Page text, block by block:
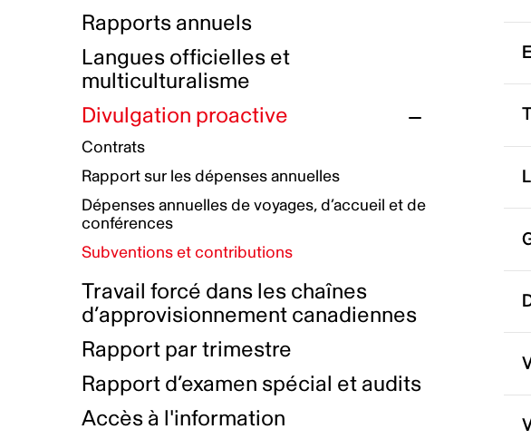
Initiatives autochtones
Plan de réconciliation autochtone
Groupe de travail autochtone
Principes directeurs sur le
harcèlement
Plan d’action pour la parité
Plan d'équité, de diversité,
d'inclusion et d'accessibilité
Boîte à outils pour le récit authentique
Collecte de données et l’auto-identification
Plan d'accessibilité
Rémunération et avantages
Prix et certifications
Nos valeurs d’entreprise
Rapports annuels
Langues officielles et
multiculturalisme
Divulgation proactive
Contrats
Rapport sur les dépenses annuelles
Dépenses annuelles de voyages, d’accueil et de
conférences
Subventions et contributions
Travail forcé dans les chaînes
d’approvisionnement canadiennes
Rapport par trimestre
Rapport d’examen spécial et audits
Accès à l'information